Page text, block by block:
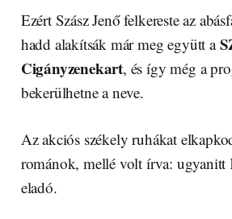
Ezért Szász Jenő felkereste az
hadd alakítsák már meg együtt a
Cigányzenekart, és így még a
bekerülhetne a neve.
Az akciós székely ruhákat
románok, mellé volt írva: ugyanitt
eladó.